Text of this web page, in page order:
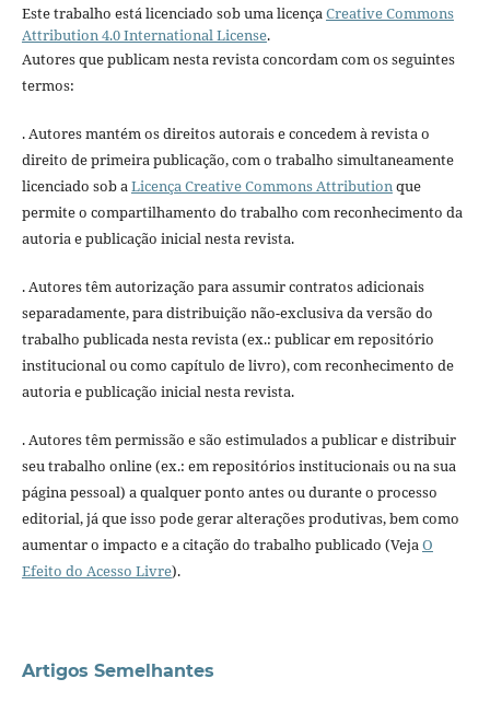
Este trabalho está licenciado sob uma licençaCreative Commons
Attribution 4.0 International License.
Autores que publicam nesta revista concordam com os seguintes
termos:
. Autores mantém os direitos autorais e concedem à revista o
direito de primeira publicação, com o trabalho simultaneamente
licenciado sob aLicença Creative Commons Attributionque
permite o compartilhamento do trabalho com reconhecimento da
autoria e publicação inicial nesta revista.
. Autores têm autorização para assumir contratos adicionais
separadamente, para distribuição não-exclusiva da versão do
trabalho publicada nesta revista (ex.: publicar em repositório
institucional ou como capítulo de livro), com reconhecimento de
autoria e publicação inicial nesta revista.
. Autores têm permissão e são estimulados a publicar e distribuir
seu trabalho online (ex.: em repositórios institucionais ou na sua
página pessoal) a qualquer ponto antes ou durante o processo
editorial, já que isso pode gerar alterações produtivas, bem como
aumentar o impacto e a citação do trabalho publicado (VejaO
Efeito do Acesso Livre).
Artigos Semelhantes